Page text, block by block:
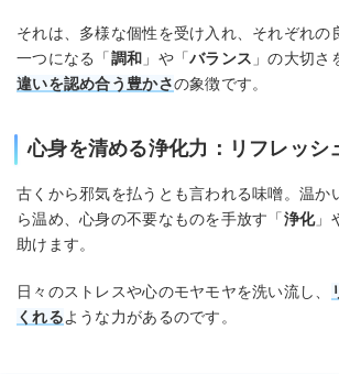
それは、多様な個性を受け入れ、それぞれの
一つになる「調和 」や「バランス 」の大切さ
違いを認め合う豊かさの象徴です。
心身を清める浄化力：リフレッシ
古くから邪気を払うとも言われる味噌。温か
ら温め、心身の不要なものを手放す「浄化」
助けます。
日々のストレスや心のモヤモヤを洗い流し、
くれるような力があるのです。